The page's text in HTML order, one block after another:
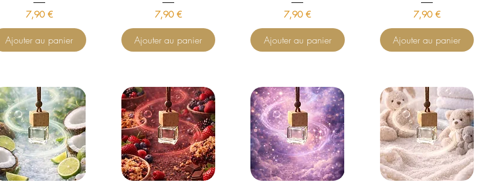
Prix
7,90 €
Ajouter au panier
Prix
7,90 €
Ajouter au panier
Prix
7,90 €
Ajouter au panier
Prix
7,90 €
Ajouter au panier